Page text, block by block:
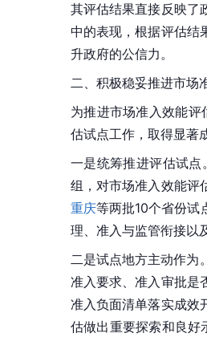
其评估结果直接反映了
中的表现，根据评估结
升政府的公信力。
二、积极稳妥推进市场
为推进市场准入效能
估试点工作，取得显著
一是统筹推进评估试
组，对市场准入效能评
重庆等两批10个省份试
理、准入与监管衔接以
二是试点地方主动作为
准入要求、准入审批是
准入负面清单落实成效
估做出重要探索和良